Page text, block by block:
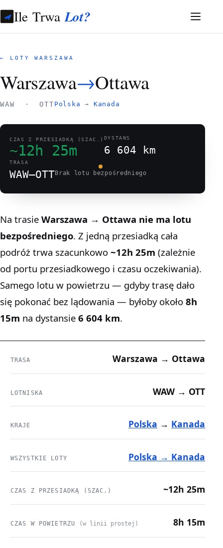
Ile TrwaLot?
← LOTY WARSZAWA
Warszawa→Ottawa
WAW · OTT Polska → Kanada
CZAS Z PRZESIADKĄ (SZAC.)
~12h 25m
DYSTANS
6 604 km
TRASA
WAW–OTTBrak lotu bezpośredniego
Na trasie Warszawa → Ottawa nie ma lotu
bezpośredniego. Z jedną przesiadką cała
podróż trwa szacunkowo ~12h 25m (zależnie
od portu przesiadkowego i czasu oczekiwania).
Samego lotu w powietrzu — gdyby trasę dało
się pokonać bez lądowania — byłoby około 8h
15m na dystansie 6 604 km.
TRASA Warszawa → Ottawa
LOTNISKA WAW → OTT
KRAJE Polska → Kanada
WSZYSTKIE LOTY Polska → Kanada
CZAS Z PRZESIADKĄ (SZAC.) ~12h 25m
CZAS W POWIETRZU (w linii prostej) 8h 15m